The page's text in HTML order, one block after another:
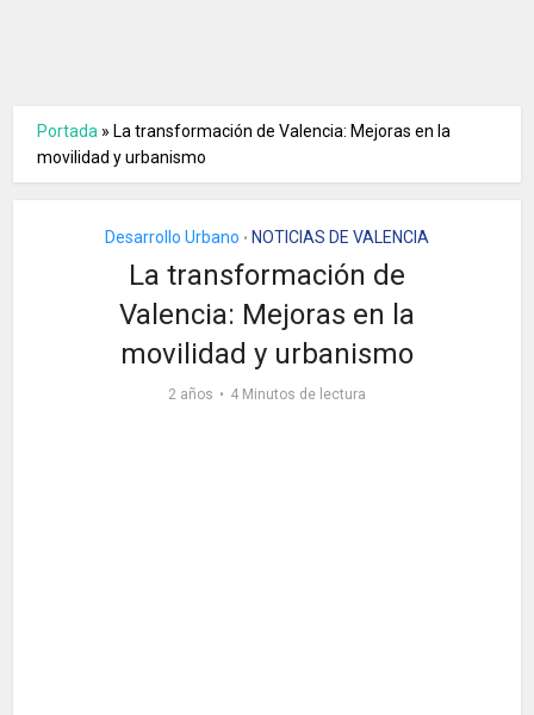
Portada » La transformación de Valencia: Mejoras en la
movilidad y urbanismo
Desarrollo Urbano • NOTICIAS DE VALENCIA
La transformación de
Valencia: Mejoras en la
movilidad y urbanismo
2 años 4 Minutos de lectura